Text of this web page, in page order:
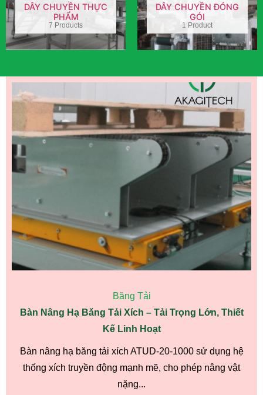
DÂY CHUYỀN THỰC
PHẨM
7 Products
DÂY CHUYỀN ĐÓNG
GÓI
1 Product
Băng Tải
Bàn Nâng Hạ Băng Tải Xích – Tải Trọng Lớn, Thiết
Kế Linh Hoạt
Bàn nâng hạ băng tải xích ATUD-20-1000 sử dụng hệ
thống xích truyền động mạnh mẽ, cho phép nâng vật
nặng...